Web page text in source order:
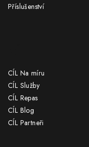
Příslušenství
CÍL Na míru
CÍL Služby
CÍL Repas
CÍL Blog
CÍL Partneři